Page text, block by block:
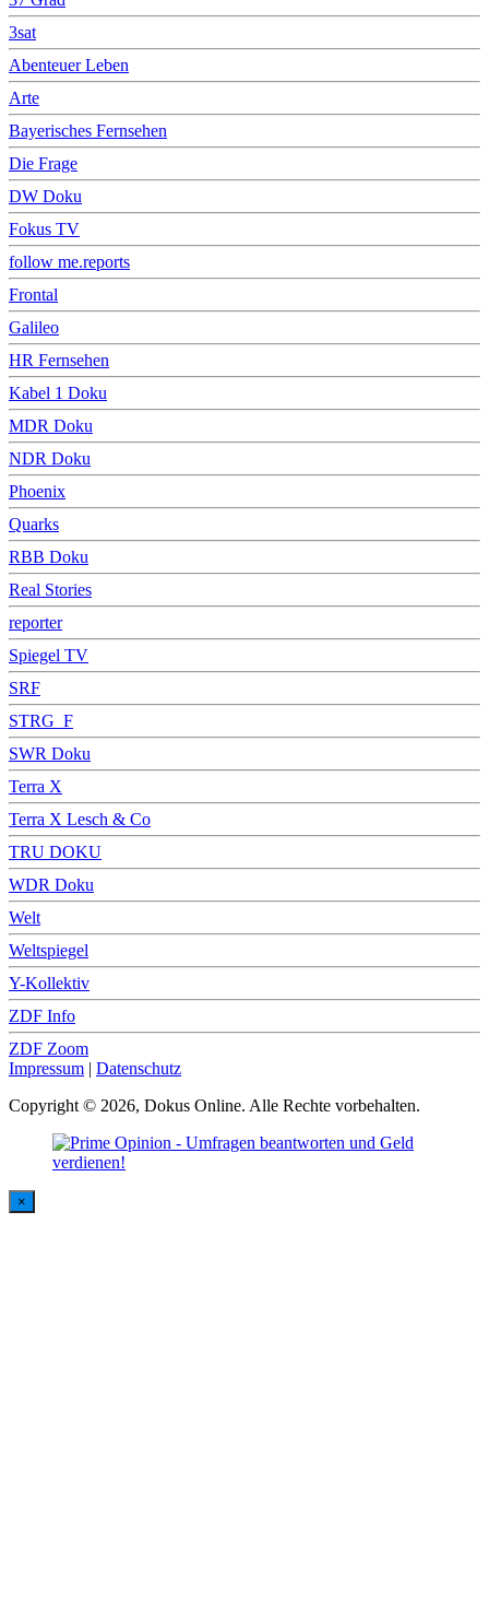
3sat
Abenteuer Leben
Arte
Bayerisches Fernsehen
Die Frage
DW Doku
Fokus TV
follow me.reports
Frontal
Galileo
HR Fernsehen
Kabel 1 Doku
MDR Doku
NDR Doku
Phoenix
Quarks
RBB Doku
Real Stories
reporter
Spiegel TV
SRF
STRG_F
SWR Doku
Terra X
Terra X Lesch & Co
TRU DOKU
WDR Doku
Welt
Weltspiegel
Y-Kollektiv
ZDF Info
ZDF Zoom
Impressum | Datenschutz
Copyright © 2026, Dokus Online. Alle Rechte vorbehalten.
×